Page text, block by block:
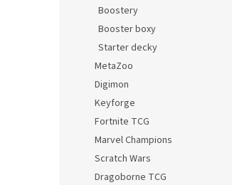
Boostery
Booster boxy
Starter decky
MetaZoo
Digimon
Keyforge
Fortnite TCG
Marvel Champions
Scratch Wars
Dragoborne TCG